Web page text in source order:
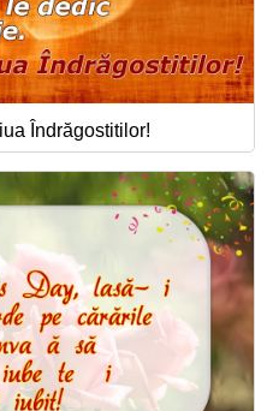
Îndrăgostitilor!